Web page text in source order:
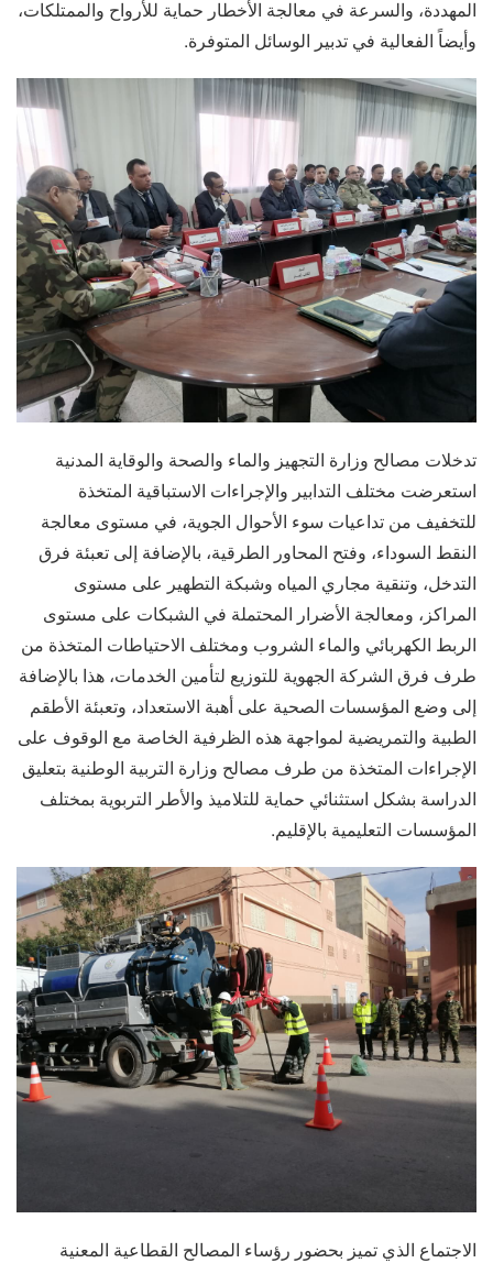
المهددة، والسرعة في معالجة الأخطار حماية للأرواح والممتلكات،
وأيضاً الفعالية في تدبير الوسائل المتوفرة.
تدخلات مصالح وزارة التجهيز والماء والصحة والوقاية المدنية
استعرضت مختلف التدابير والإجراءات الاستباقية المتخذة
للتخفيف من تداعيات سوء الأحوال الجوية، في مستوى معالجة
النقط السوداء، وفتح المحاور الطرقية، بالإضافة إلى تعبئة فرق
التدخل، وتنقية مجاري المياه وشبكة التطهير على مستوى
المراكز، ومعالجة الأضرار المحتملة في الشبكات على مستوى
الربط الكهربائي والماء الشروب ومختلف الاحتياطات المتخذة من
طرف فرق الشركة الجهوية للتوزيع لتأمين الخدمات، هذا بالإضافة
إلى وضع المؤسسات الصحية على أهبة الاستعداد، وتعبئة الأطقم
الطبية والتمريضية لمواجهة هذه الظرفية الخاصة مع الوقوف على
الإجراءات المتخذة من طرف مصالح وزارة التربية الوطنية بتعليق
الدراسة بشكل استثنائي حماية للتلاميذ والأطر التربوية بمختلف
المؤسسات التعليمية بالإقليم.
الاجتماع الذي تميز بحضور رؤساء المصالح القطاعية المعنية